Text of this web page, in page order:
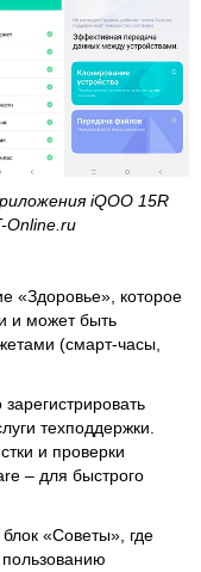
iQOO 15R
«Здоровье», которое
и может быть
(смарт-часы,
техподдержки.
и проверки
– для быстрого
«Советы», где